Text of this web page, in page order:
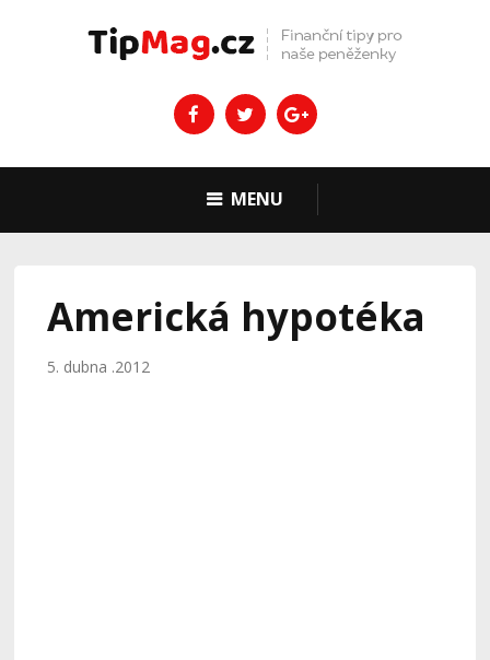
MENU
Americká hypotéka
5. dubna .2012